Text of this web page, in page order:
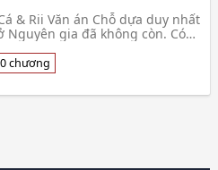
& Rii Văn án Chỗ dựa duy nhất
Nguyên gia đã không còn. Có
Da Thanh Oa
chương